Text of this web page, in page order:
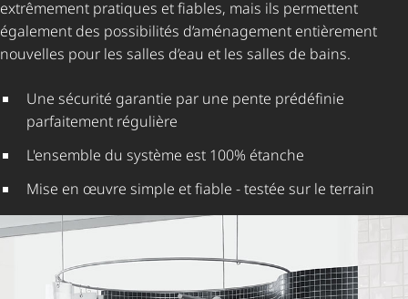
extrêmement pratiques et fiables, mais ils permettent
également des possibilités d’aménagement entièrement
nouvelles pour les salles d’eau et les salles de bains.
Une sécurité garantie par une pente prédéfinie
parfaitement régulière
L'ensemble du système est 100% étanche
Mise en œuvre simple et fiable - testée sur le terrain